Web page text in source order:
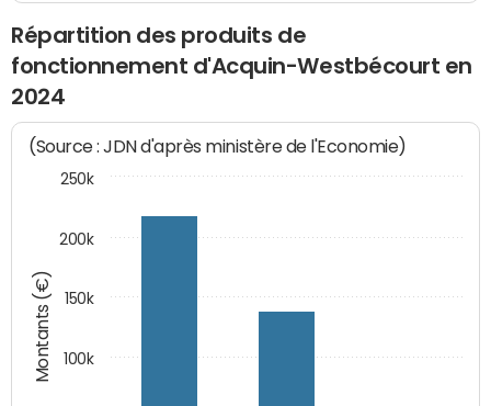
Répartition des produits de
fonctionnement d'Acquin-Westbécourt en
2024
Montants (€)
(Source : JDN d'après ministère de l'Economie)
100k
150k
200k
250k